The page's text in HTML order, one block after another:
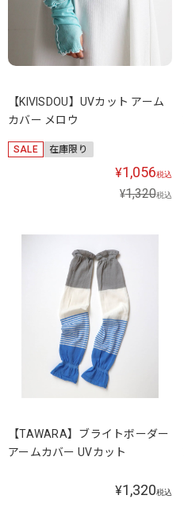
【KIVISDOU】UVカット アーム
カバー メロウ
SALE 在庫限り
¥1,056税込
¥1,320税込
【TAWARA】ブライトボーダー
アームカバー UVカット
¥1,320税込